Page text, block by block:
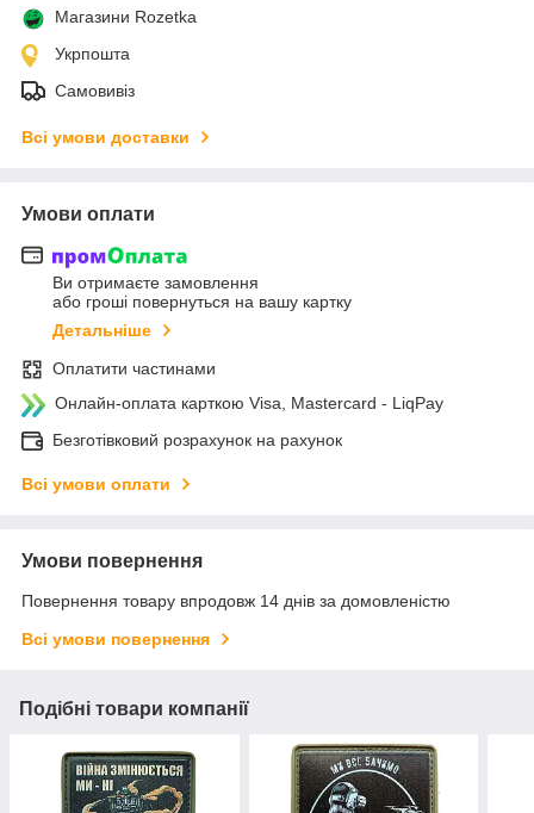
Магазини Rozetka
Укрпошта
Самовивіз
Всі умови доставки
Умови оплати
Ви отримаєте замовлення
або гроші повернуться на вашу картку
Детальніше
Оплатити частинами
Онлайн-оплата карткою Visa, Mastercard - LiqPay
Безготівковий розрахунок на рахунок
Всі умови оплати
Умови повернення
Повернення товару впродовж 14 днів за домовленістю
Всі умови повернення
Подібні товари компанії